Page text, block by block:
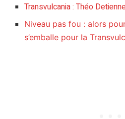
Transvulcania : Théo
Niveau pas fou : alors
s’emballe pour la